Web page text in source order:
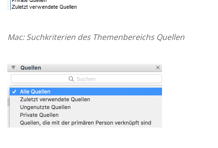
Mac: Suchkriterien des Themenbereichs Quellen